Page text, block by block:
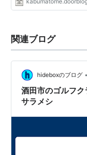
関連ブログ
hideboxのブログ •
酒田市のゴルフ
サラメシ